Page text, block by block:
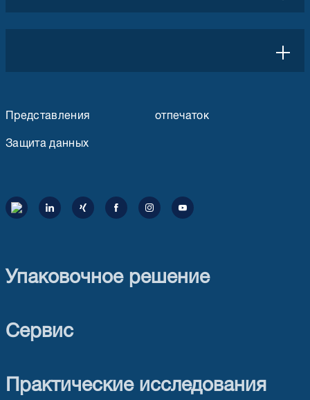
Представления
отпечаток
Защита данных
Упаковочное решение
Сервис
Практические исследования